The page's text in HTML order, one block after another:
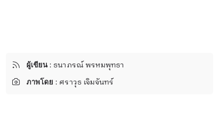
ผู้เขียน: ธนาภรณ์ พรหมพุทธา
ภาพโดย : ศราวุธ เจิมจันทร์